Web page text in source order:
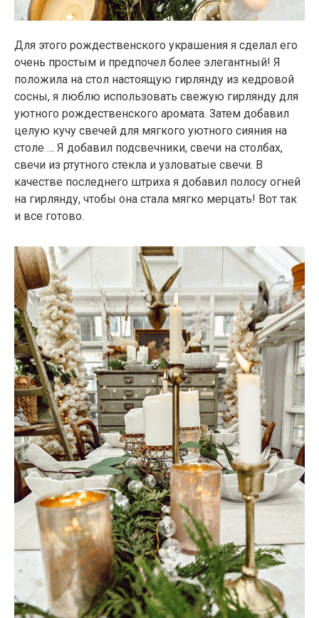
Для этого рождественского украшения я сделал его
очень простым и предпочел более элегантный! Я
положила на стол настоящую гирлянду из кедровой
сосны, я люблю использовать свежую гирлянду для
уютного рождественского аромата. Затем добавил
целую кучу свечей для мягкого уютного сияния на
столе … Я добавил подсвечники, свечи на столбах,
свечи из ртутного стекла и узловатые свечи. В
качестве последнего штриха я добавил полосу огней
на гирлянду, чтобы она стала мягко мерцать! Вот так
и все готово.